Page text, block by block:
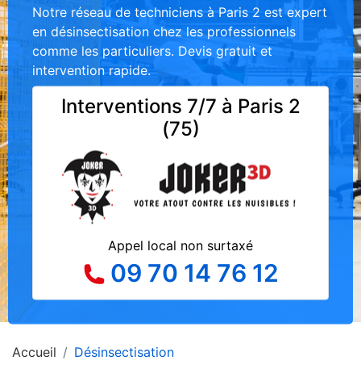
Notre réseau de techniciens à Paris 2 est expert
en désinsectisation chez les professionnels
comme les particuliers. Devis gratuit et
intervention rapide.
Interventions 7/7 à Paris 2
(75)
Appel local non surtaxé
09 70 14 76 12
Accueil Désinsectisation